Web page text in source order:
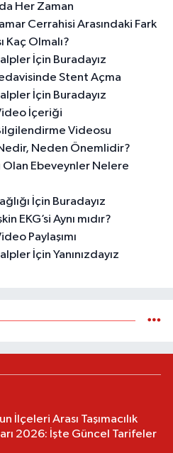
Her Zaman
Cerrahisi Arasındaki Fark
Kaç Olmalı?
İçin Buradayız
Stent Açma
İçin Buradayız
İçeriği
Videosu
Neden Önemlidir?
Olan Ebeveynler Nelere
İçin Buradayız
EKG’si Aynı mıdır?
Paylaşımı
İçin Yanınızdayız
İlçeleri Arası Taşımacılık
2026: İşte Güncel Tarifeler